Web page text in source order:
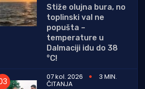
Stiže olujna bura, no
toplinski val ne
popušta –
temperature u
Dalmaciji idu do 38
°C!
07 kol. 2026
3 MIN.
ČITANJA